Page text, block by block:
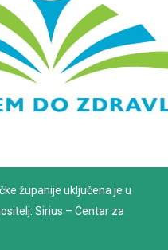
županije uključena je u
Sirius – Centar za